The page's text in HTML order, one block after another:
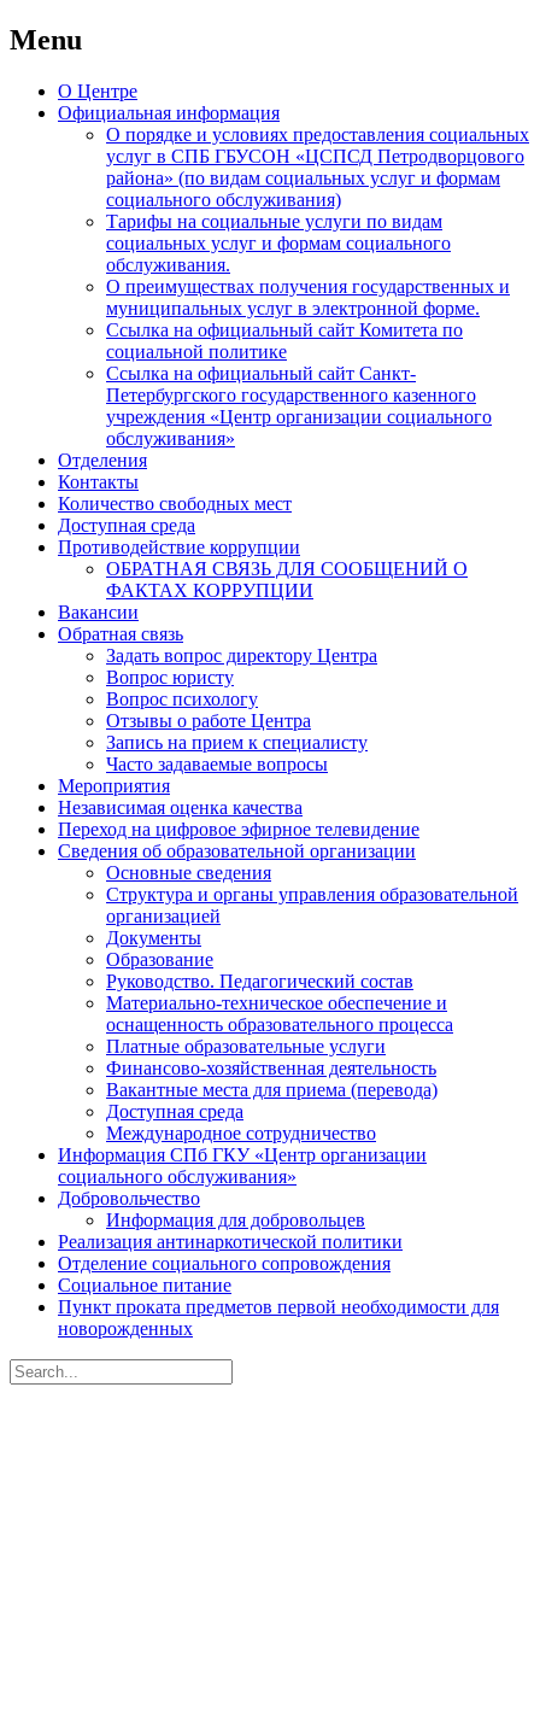
Menu
Skip
О Центре
Официальная информация
О порядке и условиях предоставления социальных
услуг в СПБ ГБУСОН «ЦСПСД Петродворцового
района» (по видам социальных услуг и формам
социального обслуживания)
Тарифы на социальные услуги по видам
социальных услуг и формам социального
обслуживания.
О преимуществах получения государственных и
муниципальных услуг в электронной форме.
Ссылка на официальный сайт Комитета по
социальной политике
Ссылка на официальный сайт Санкт-
Петербургского государственного казенного
учреждения «Центр организации социального
обслуживания»
Отделения
Контакты
Количество свободных мест
Доступная среда
Противодействие коррупции
ОБРАТНАЯ СВЯЗЬ ДЛЯ СООБЩЕНИЙ О
ФАКТАХ КОРРУПЦИИ
Вакансии
Обратная связь
Задать вопрос директору Центра
Вопрос юристу
Вопрос психологу
Отзывы о работе Центра
Запись на прием к специалисту
Часто задаваемые вопросы
Мероприятия
Независимая оценка качества
Переход на цифровое эфирное телевидение
Сведения об образовательной организации
Основные сведения
Структура и органы управления образовательной
организацией
Документы
Образование
Руководство. Педагогический состав
Материально-техническое обеспечение и
оснащенность образовательного процесса
Платные образовательные услуги
Финансово-хозяйственная деятельность
Вакантные места для приема (перевода)
Доступная среда
Международное сотрудничество
Информация СПб ГКУ «Центр организации
социального обслуживания»
Добровольчество
Информация для добровольцев
Реализация антинаркотической политики
Отделение социального сопровождения
Социальное питание
Пункт проката предметов первой необходимости для
новорожденных
Search
for: